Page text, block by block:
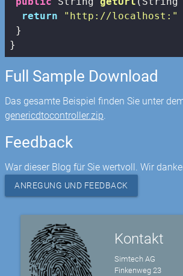
return
"http://localhost:"
}
}
Full Sample Download
Das gesamte Beispiel finden Sie unter
genericdtocontroller.zip.
Feedback
War dieser Blog für Sie wertvoll. Wir
ANREGUNG UND FEEDBACK
Kontakt
Simtech AG
Finkenweg 23